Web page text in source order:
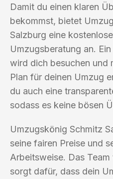
Damit du einen klaren
bekommst, bietet
Salzburg eine
Umzugsberatung an.
wird dich besuchen und
Plan für deinen Umzug
du auch eine
sodass es keine bösen
Umzugskönig Schmitz
seine fairen Preise und
Arbeitsweise. Das
sorgt dafür, dass dein